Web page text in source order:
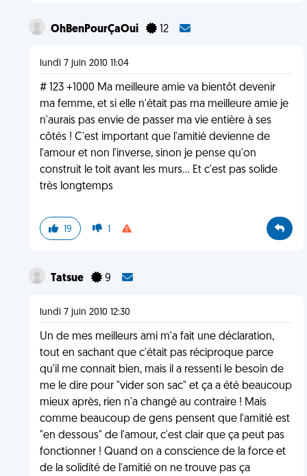
OhBenPourÇaOui 12
lundi 7 juin 2010 11:04
# 123 +1000 Ma meilleure amie va bientôt devenir
ma femme, et si elle n'était pas ma meilleure amie je
n'aurais pas envie de passer ma vie entière à ses
côtés ! C'est important que l'amitié devienne de
l'amour et non l'inverse, sinon je pense qu'on
construit le toit avant les murs... Et c'est pas solide
très longtemps
19 1
Tatsue 9
lundi 7 juin 2010 12:30
Un de mes meilleurs ami m'a fait une déclaration,
tout en sachant que c'était pas réciproque parce
qu'il me connait bien, mais il a ressenti le besoin de
me le dire pour "vider son sac" et ça a été beaucoup
mieux après, rien n'a changé au contraire ! Mais
comme beaucoup de gens pensent que l'amitié est
"en dessous" de l'amour, c'est clair que ça peut pas
fonctionner ! Quand on a conscience de la force et
de la solidité de l'amitié on ne trouve pas ça